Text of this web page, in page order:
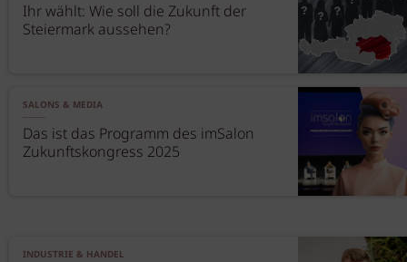
Ihr wählt: Wie soll die Zukunft der
Steiermark aussehen?
SALONS & MEDIA
Das ist das Programm des imSalon
Zukunftskongress 2025
INDUSTRIE & HANDEL